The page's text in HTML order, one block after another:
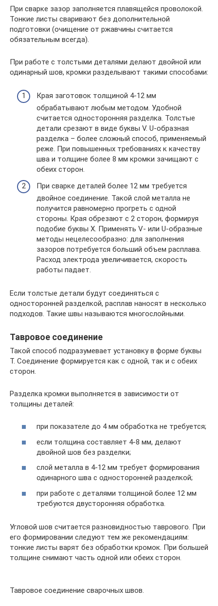
При сварке зазор заполняется плавящейся проволокой.
Тонкие листы сваривают без дополнительной
подготовки (очищение от ржавчины считается
обязательным всегда).
При работе с толстыми деталями делают двойной или
одинарный шов, кромки разделывают такими способами:
Края заготовок толщиной 4-12 мм
обрабатывают любым методом. Удобной
считается односторонняя разделка. Толстые
детали срезают в виде буквы V. U-образная
разделка – более сложный способ, применяемый
реже. При повышенных требованиях к качеству
шва и толщине более 8 мм кромки зачищают с
обеих сторон.
При сварке деталей более 12 мм требуется
двойное соединение. Такой слой металла не
получится равномерно прогреть с одной
стороны. Края обрезают с 2 сторон, формируя
подобие буквы X. Применять V- или U-образные
методы нецелесообразно: для заполнения
зазоров потребуется больший объем расплава.
Расход электрода увеличивается, скорость
работы падает.
Если толстые детали будут соединяться с
односторонней разделкой, расплав наносят в несколько
подходов. Такие швы называются многослойными.
Тавровое соединение
Такой способ подразумевает установку в форме буквы
Т. Соединение формируется как с одной, так и с обеих
сторон.
Разделка кромки выполняется в зависимости от
толщины деталей:
при показателе до 4 мм обработка не требуется;
если толщина составляет 4-8 мм, делают
двойной шов без разделки;
слой металла в 4-12 мм требует формирования
одинарного шва с односторонней разделкой;
при работе с деталями толщиной более 12 мм
требуются двусторонняя обработка.
Угловой шов считается разновидностью таврового. При
его формировании следуют тем же рекомендациям:
тонкие листы варят без обработки кромок. При большей
толщине снимают часть одной или обеих сторон.
Тавровое соединение сварочных швов.